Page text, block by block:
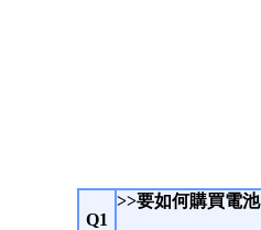
Q1
>>要如何購買電池